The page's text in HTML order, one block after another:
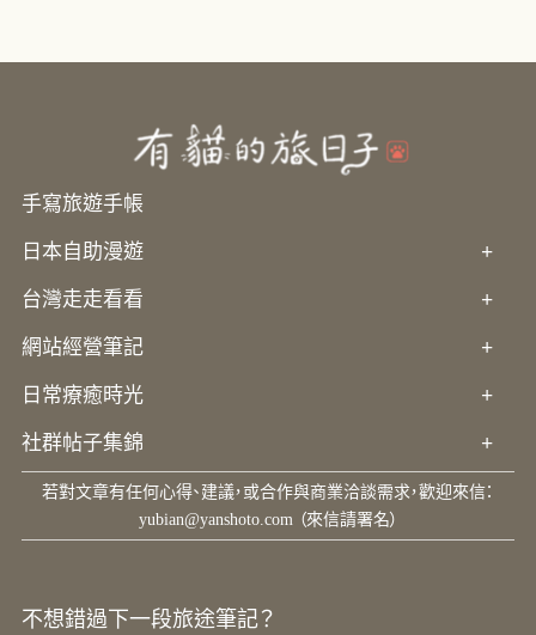
手寫旅遊手帳
+
日本自助漫遊
+
台灣走走看看
+
網站經營筆記
+
日常療癒時光
+
社群帖子集錦
若對文章有任何心得、建議，或合作與商業洽談需求，歡迎來信：
yubian@yanshoto.com （來信請署名）
不想錯過下一段旅途筆記？